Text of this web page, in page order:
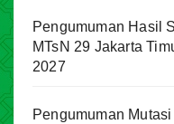
Pengumuman Hasil
MTsN 29 Jakarta
2027
Pengumuman